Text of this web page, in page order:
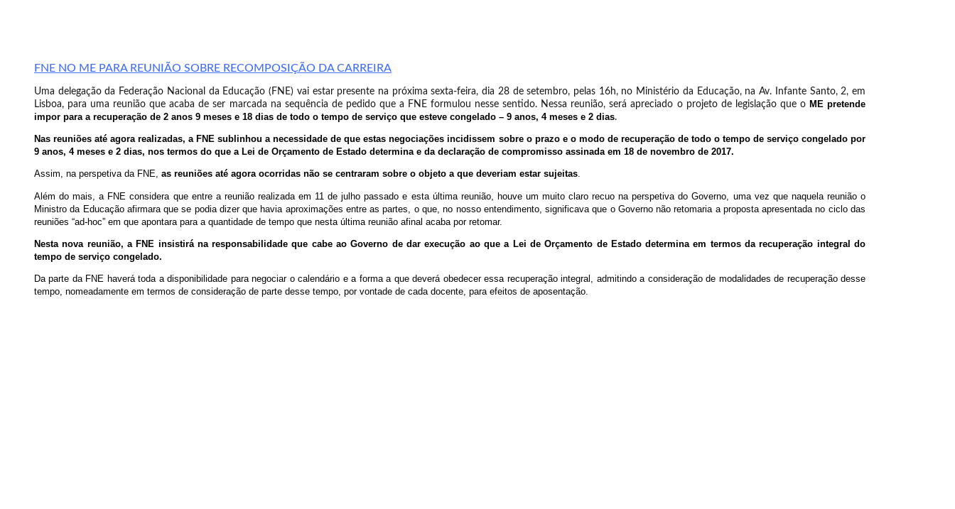
FNE NO ME PARA REUNIÃO SOBRE RECOMPOSIÇÃO DA CARREIRA
Uma delegação da Federação Nacional da Educação (FNE) vai estar presente na próxima sexta-feira, dia 28 de setembro, pelas 16h, no Ministério da Educação, na Av. Infante Santo, 2, em
Lisboa, para uma reunião que acaba de ser marcada na sequência de pedido que a FNE formulou nesse sentido. Nessa reunião, será apreciado o projeto de legislação que o ME pretende
impor para a recuperação de 2 anos 9 meses e 18 dias de todo o tempo de serviço que esteve congelado – 9 anos, 4 meses e 2 dias.
Nas reuniões até agora realizadas, a FNE sublinhou a necessidade de que estas negociações incidissem sobre o prazo e o modo de recuperação de todo o tempo de serviço congelado por
9 anos, 4 meses e 2 dias, nos termos do que a Lei de Orçamento de Estado determina e da declaração de compromisso assinada em 18 de novembro de 2017.
Assim, na perspetiva da FNE, as reuniões até agora ocorridas não se centraram sobre o objeto a que deveriam estar sujeitas.
Além do mais, a FNE considera que entre a reunião realizada em 11 de julho passado e esta última reunião, houve um muito claro recuo na perspetiva do Governo, uma vez que naquela reunião o
Ministro da Educação afirmara que se podia dizer que havia aproximações entre as partes, o que, no nosso entendimento, significava que o Governo não retomaria a proposta apresentada no ciclo das
reuniões “ad-hoc” em que apontara para a quantidade de tempo que nesta última reunião afinal acaba por retomar.
Nesta nova reunião, a FNE insistirá na responsabilidade que cabe ao Governo de dar execução ao que a Lei de Orçamento de Estado determina em termos da recuperação integral do
tempo de serviço congelado.
Da parte da FNE haverá toda a disponibilidade para negociar o calendário e a forma a que deverá obedecer essa recuperação integral, admitindo a consideração de modalidades de recuperação desse
tempo, nomeadamente em termos de consideração de parte desse tempo, por vontade de cada docente, para efeitos de aposentação.